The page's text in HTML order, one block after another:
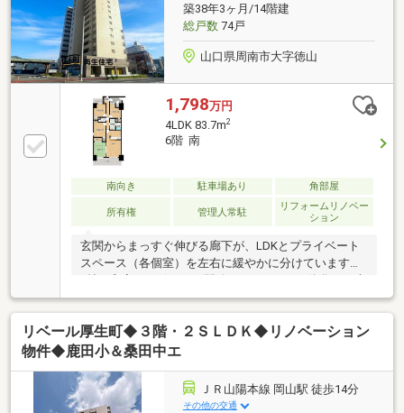
築38年3ヶ月/14階建
総戸数74戸
山口県周南市大字徳山
1,798万円
4LDK 83.7m2
6階 南
南向き 駐車場あり 角部屋
所有権 管理人常駐
リフォームリノベー
ション
玄関からまっすぐ伸びる廊下が、LDKとプライベート
スペース（各個室）を左右に緩やかに分けています。
空間として、閉めれば客間や寝室として活用できま
す。
リベール厚生町◆３階・２ＳＬＤＫ◆リノベーション
物件◆鹿田小＆桑田中エ
ＪＲ山陽本線 岡山駅 徒歩14分
その他の交通